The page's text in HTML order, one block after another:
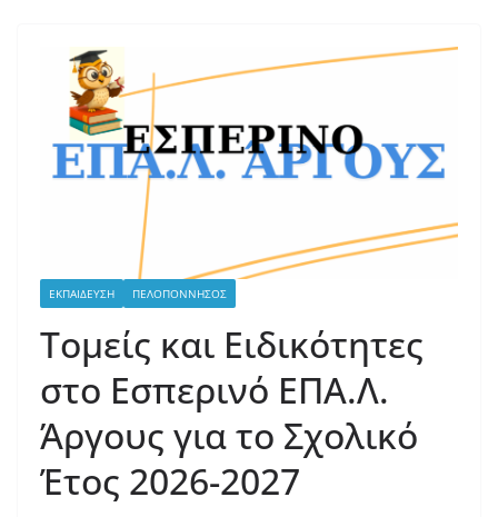
ΕΚΠΑΙΔΕΥΣΗ ΠΕΛΟΠΟΝΝΗΣΟΣ
Τομείς και Ειδικότητες
στο Εσπερινό ΕΠΑ.Λ.
Άργους για το Σχολικό
Έτος 2026-2027